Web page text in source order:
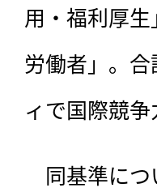
用・福利厚
労働者」。
ィで国際競
同基準につ